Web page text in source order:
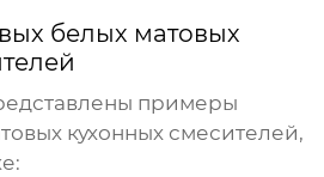
белых матовых
примеры
кухонных смесителей,